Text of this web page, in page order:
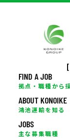
FIND A JOB
拠点・職種から
ABOUT KONOIKE
鴻池運輸を知る
JOBS
主な募集職種